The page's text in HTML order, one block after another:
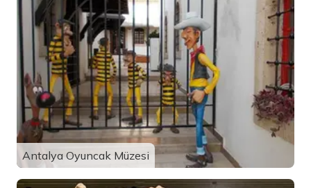
Antalya Oyuncak Müzesi